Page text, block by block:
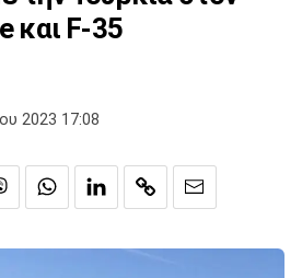
και F-35
2023 17:08